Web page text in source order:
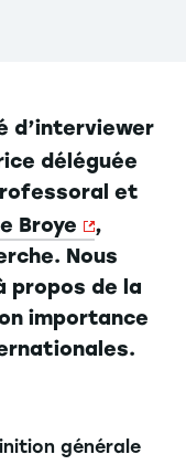
d’interviewer
déléguée
et
Broye
,
Nous
propos de la
importance
générale